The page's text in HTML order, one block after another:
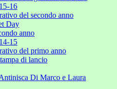
16
del secondo anno
Day
anno
15
del primo anno
di lancio
Di Marco e Laura